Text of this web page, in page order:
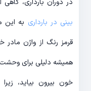
در دوران بارداری،
بینی در بارداری به
قرمز رنگ از واژن
همیشه دلیلی برای
خون بیرون بیاید،